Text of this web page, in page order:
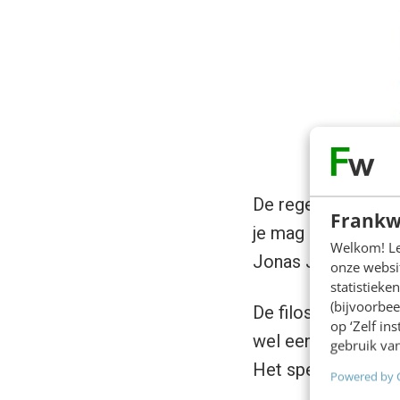
Welkom!
onze
op ‘Zelf
gebruik
Powered by
De regels zijn
je mag maar één
Jonas Jongejan.
De filosofie
wel eens moe
Het spel Social